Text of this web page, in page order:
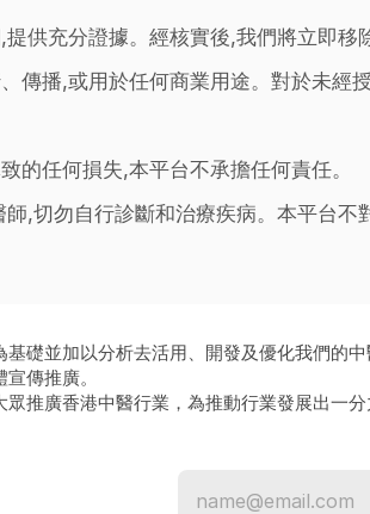
供充分證據。經核實後,我們將立即移
傳播,或用於任何商業用途。對於未經
的任何損失,本平台不承擔任何責任。
,切勿自行診斷和治療疾病。本平台不
基礎並加以分析去活用、開發及優化我們的
傳推廣。
眾推廣香港中醫行業，為推動行業發展出一分